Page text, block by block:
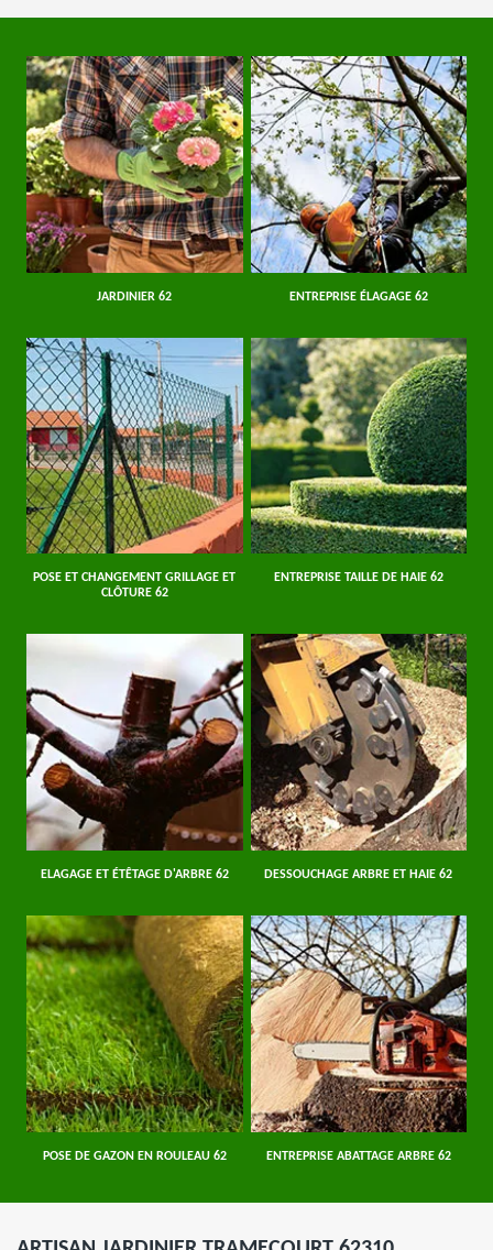
JARDINIER 62 ENTREPRISE ÉLAGAGE 62
POSE ET CHANGEMENT GRILLAGE ET
CLÔTURE 62
ENTREPRISE TAILLE DE HAIE 62
ELAGAGE ET ÉTÊTAGE D'ARBRE 62 DESSOUCHAGE ARBRE ET HAIE 62
POSE DE GAZON EN ROULEAU 62 ENTREPRISE ABATTAGE ARBRE 62